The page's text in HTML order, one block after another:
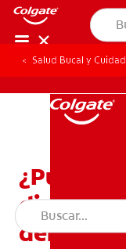
Salud Bucal y
¿Puede
diabetes